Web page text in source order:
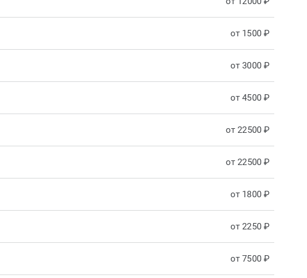
от 1500 ₽
от 3000 ₽
от 4500 ₽
от 22500 ₽
от 22500 ₽
от 1800 ₽
от 2250 ₽
от 7500 ₽